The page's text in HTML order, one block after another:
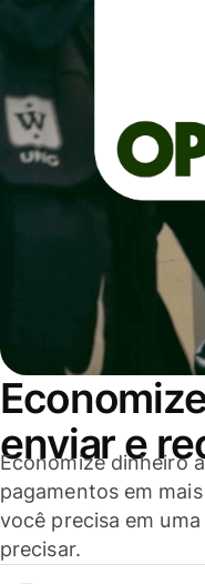
enviar e
Economize dinheiro
pagamentos em
você precisa em
precisar.